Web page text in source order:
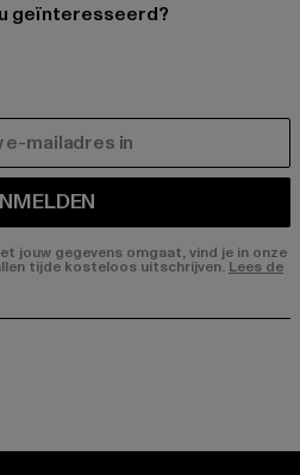
geïnteresseerd?
jouw gegevens omgaat, vind je in onze
tijde kosteloos uitschrijven. Lees de
page:channel: